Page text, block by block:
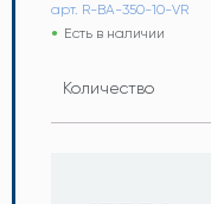
арт. R-BA-350-10-VR
Есть в наличии
Количество